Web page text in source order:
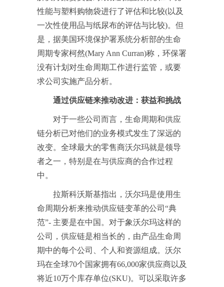
性能与塑料购物袋进行了评估和比较(以及
一次性使用品与纸尿布的评估与比较)。但
是，据美国环境保护署系统分析部的生命
周期专家柯然(Mary Ann Curran)称，环保署
没有计划对生命周期工作进行监管，或要
求公司实施产品分析。
通过供应链来推动改进：获益和挑战
对于一些公司而言，生命周期和供应
链分析已对他们的业务模式发生了深远的
改变。全球最大的零售商沃尔玛就是领导
者之一，特别是在与供应商的合作过程
中。
拉斯科沃斯基指出，沃尔玛是使用生
命周期分析来推动供应链变革的公司“典
范”- 主要是在中国。对于象沃尔玛这样的
公司，供应链是相当长的，由产品生命周
期中的每个公司、个人和资源组成。沃尔
玛在全球70个国家拥有66,000家供应商以及
将近10万个库存单位(SKU)。可以采取许多